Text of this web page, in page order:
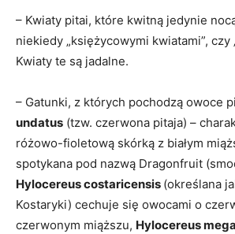
– Kwiaty pitai, które kwitną jedynie
niekiedy „księżycowymi kwiatami”, czy
Kwiaty te są jadalne.
– Gatunki, z których pochodzą owoce
undatus (tzw. czerwona pitaja) –
różowo-fioletową skórką z białym
spotykana pod nazwą Dragonfruit
Hylocereus costaricensis (określana
Kostaryki) cechuje się owocami o
czerwonym miąższu, Hylocereus